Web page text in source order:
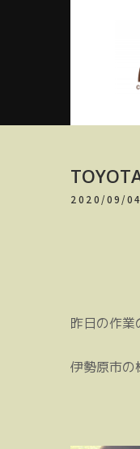
テ
2020/09/04
昨日の作業
伊勢原市の